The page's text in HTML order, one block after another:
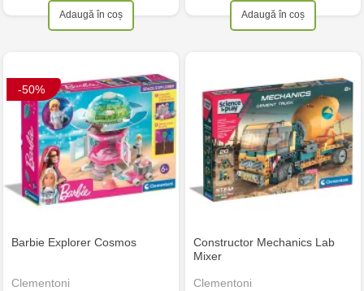
Adaugă în coș Adaugă în coș
-50%
Barbie Explorer Cosmos
Clementoni
Constructor Mechanics Lab
Mixer
Clementoni